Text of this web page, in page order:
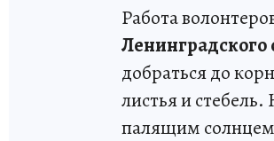
Работа
Ленинградского
добраться до
листья и
палящим